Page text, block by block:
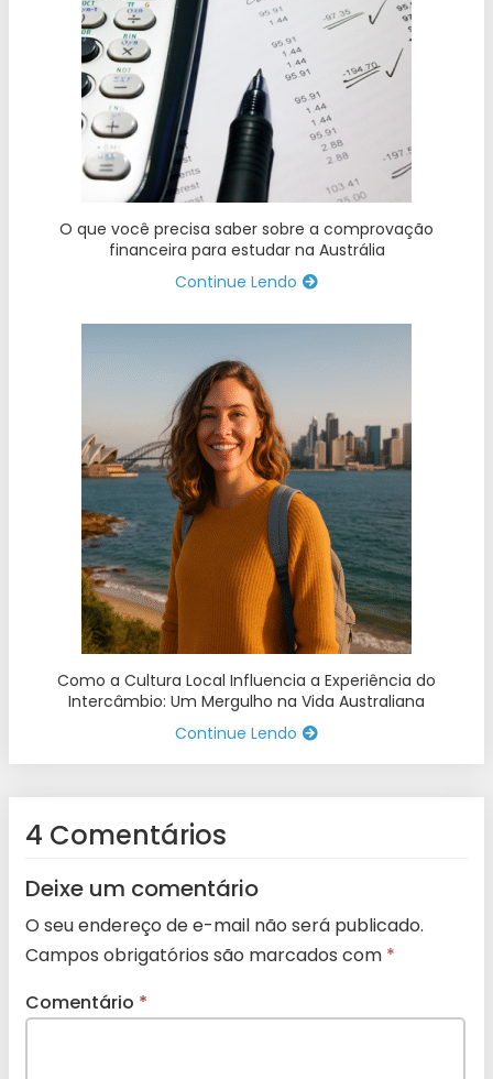
O que você precisa saber sobre a comprovação
financeira para estudar na Austrália
Continue Lendo
Como a Cultura Local Influencia a Experiência do
Intercâmbio: Um Mergulho na Vida Australiana
Continue Lendo
4 Comentários
Deixe um comentário
O seu endereço de e-mail não será publicado.
Campos obrigatórios são marcados com *
Comentário *